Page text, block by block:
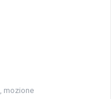
mozione